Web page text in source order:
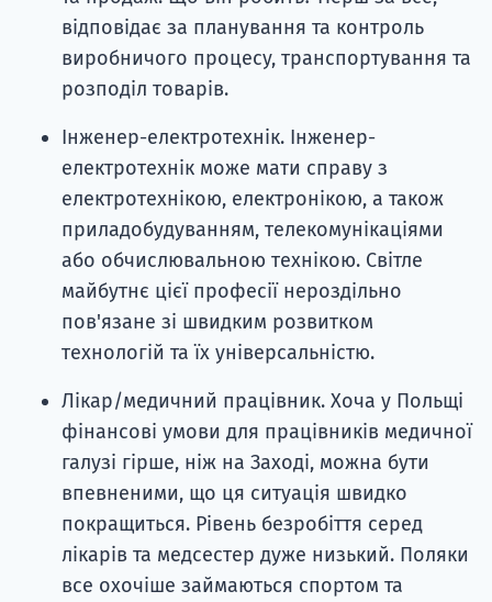
відповідає за планування та контроль
виробничого процесу, транспортування та
розподіл товарів.
Інженер-електротехнік. Інженер-
електротехнік може мати справу з
електротехнікою, електронікою, а також
приладобудуванням, телекомунікаціями
або обчислювальною технікою. Світле
майбутнє цієї професії нероздільно
пов'язане зі швидким розвитком
технологій та їх універсальністю.
Лікар/медичний працівник. Хоча у Польщі
фінансові умови для працівників медичної
галузі гірше, ніж на Заході, можна бути
впевненими, що ця ситуація швидко
покращиться. Рівень безробіття серед
лікарів та медсестер дуже низький. Поляки
все охочіше займаються спортом та